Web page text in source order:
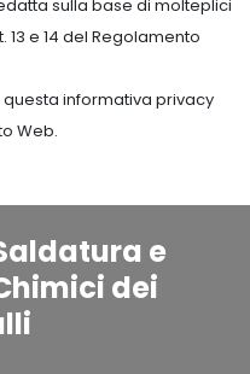
sulla base di molteplici
e 14 del Regolamento
informativa privacy
Web.
e
dei